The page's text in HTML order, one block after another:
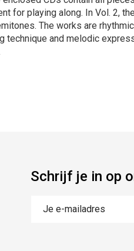
for playing along. In Vol. 2,
The works are
technique and melodic
Schrijf je in op